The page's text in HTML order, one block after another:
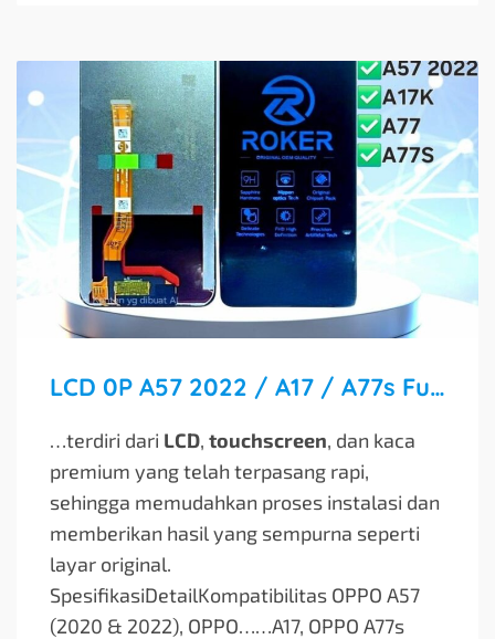
LCD 0P A57 2022 / A17 / A77s Fullset Touchscreen Premium Glass
…terdiri dari LCD, touchscreen, dan kaca
premium yang telah terpasang rapi,
sehingga memudahkan proses instalasi dan
memberikan hasil yang sempurna seperti
layar original.
SpesifikasiDetailKompatibilitas OPPO A57
(2020 & 2022), OPPO……A17, OPPO A77s